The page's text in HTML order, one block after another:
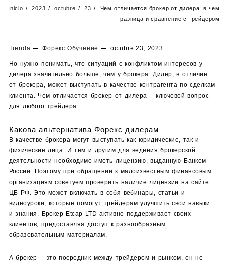
Inicio 2023 octubre 23
Чем отличается брокер от дилера: в чем
разница и сравнение с трейдером
Tienda Форекс Обучение octubre 23, 2023
Но нужно понимать, что ситуаций с конфликтом интересов у
дилера значительно больше, чем у брокера. Дилер, в отличие
от брокера, может выступать в качестве контрагента по сделкам
клиента. Чем отличается брокер от дилера – ключевой вопрос
для любого трейдера.
Какова альтернатива Форекс дилерам
В качестве брокера могут выступать как юридические, так и
физические лица. И тем и другим для ведения брокерской
деятельности необходимо иметь лицензию, выданную Банком
России. Поэтому при обращении к малоизвестным финансовым
организациям советуем проверить наличие лицензии на сайте
ЦБ РФ. Это может включать в себя вебинары, статьи и
видеоуроки, которые помогут трейдерам улучшить свои навыки
и знания. Брокер Etcap LTD активно поддерживает своих
клиентов, предоставляя доступ к разнообразным
образовательным материалам.
А брокер – это посредник между трейдером и рынком, он не